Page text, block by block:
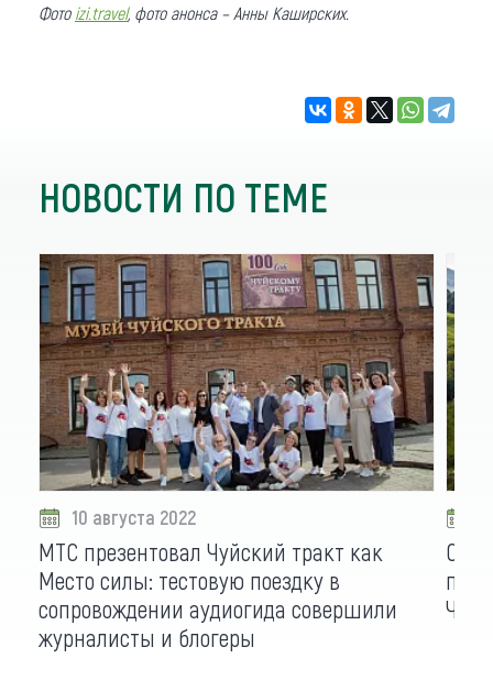
Фото izi.travel, фото анонса – Анны Каширских.
НОВОСТИ ПО ТЕМЕ
10 августа 2022
МТС презентовал Чуйский тракт как
Место силы: тестовую поездку в
сопровождении аудиогида совершили
журналисты и блогеры
Сам